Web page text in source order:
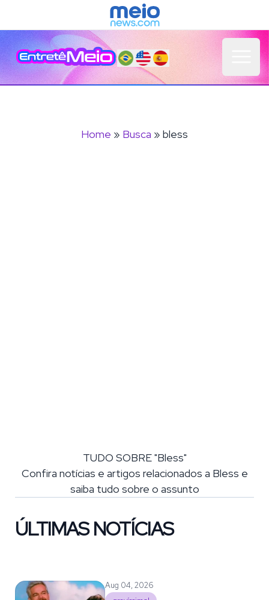
Home » Busca » bless
TUDO SOBRE "Bless"
Confira notícias e artigos relacionados a Bless e
saiba tudo sobre o assunto
ÚLTIMAS NOTÍCIAS
Aug 04, 2026